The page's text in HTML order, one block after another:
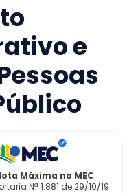
e
Máxima no MEC
Nª 1.881 de 29/10/19